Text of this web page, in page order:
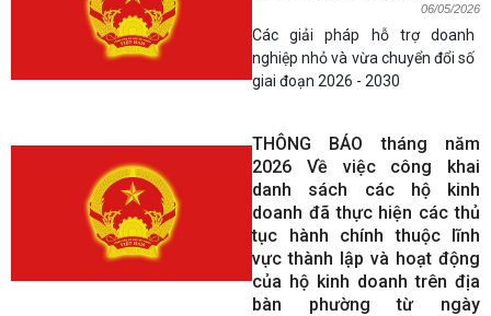
06/05/2026
Các giải pháp hỗ trợ doanh
nghiệp nhỏ và vừa chuyển đổi số
giai đoạn 2026 - 2030
THÔNG BÁO tháng năm
2026 Về việc công khai
danh sách các hộ kinh
doanh đã thực hiện các thủ
tục hành chính thuộc lĩnh
vực thành lập và hoạt động
của hộ kinh doanh trên địa
bàn phường từ ngày